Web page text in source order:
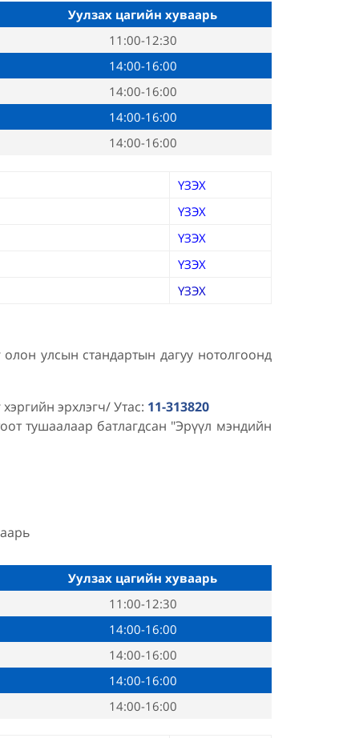
Уулзах цагийн хуваарь
11:00-12:30
14:00-16:00
14:00-16:00
14:00-16:00
14:00-16:00
ҮЗЭХ
ҮЗЭХ
ҮЗЭХ
ҮЗЭХ
ҮЗЭХ
олон улсын стандартын дагуу нотолгоонд
эрхлэгч/ Утас: 11-313820
тушаалаар батлагдсан "Эрүүл мэндийн
Уулзах цагийн хуваарь
11:00-12:30
14:00-16:00
14:00-16:00
14:00-16:00
14:00-16:00